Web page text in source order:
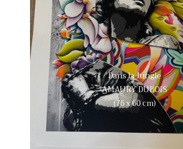
Dans la Jungle
AMAURY DUBOIS
(76 x 60 cm)